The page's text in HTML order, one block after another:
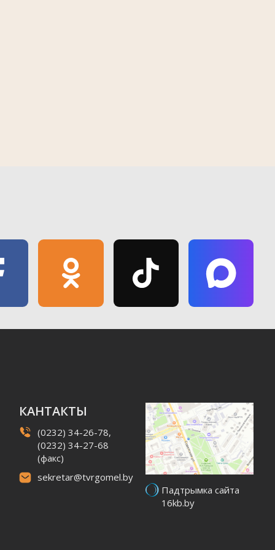
2026
КАНТАКТЫ
(0232) 34-26-78,
(0232) 34-27-68
(факс)
sekretar@tvrgomel.by
Падтрымка сайта
16kb.by